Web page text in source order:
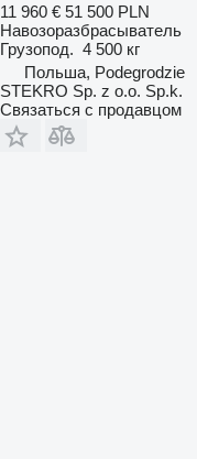
11 960 € 51 500 PLN
Навозоразбрасыватель
Грузопод. 4 500 кг
Польша, Podegrodzie
STEKRO Sp. z o.o. Sp.k.
Связаться с продавцом